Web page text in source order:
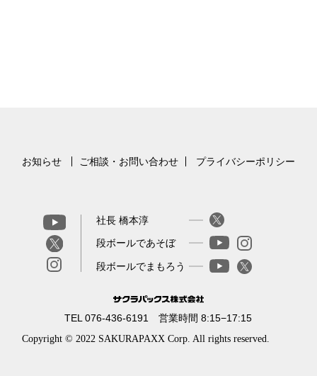
お知らせ ご相談・お問い合わせ プライバシーポリシー
社長 橋本淳
段ボールであそぼ
段ボールでまもろう
TEL 076-436-6191 営業時間 8:15−17:15
Copyright © 2022 SAKURAPAXX Corp. All rights reserved.